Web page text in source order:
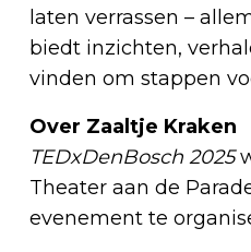
laten verrassen –
biedt inzichten,
vinden om stappen
Over Zaaltje Kraken
TEDxDenBosch 2025
Theater aan de
evenement te